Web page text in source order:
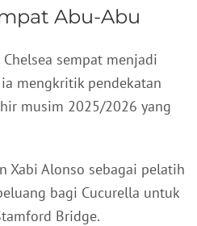
Abu-Abu
sempat menjadi
mengkritik pendekatan
musim 2025/2026 yang
Xabi Alonso sebagai pelatih
bagi Cucurella untuk
Bridge.